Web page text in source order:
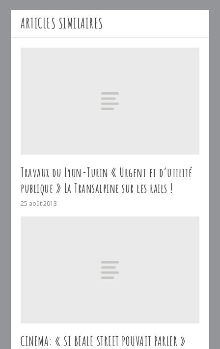
ARTICLES SIMILAIRES
Travaux du Lyon-Turin « Urgent et d’utilité
publique » La Transalpine sur les rails !
25 août 2013
CINEMA: « SI BEALE STREET POUVAIT PARLER »